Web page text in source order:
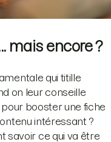
mais encore ?
qui titille
on leur conseille
pour booster une fiche
intéressant ?
savoir ce qui va être